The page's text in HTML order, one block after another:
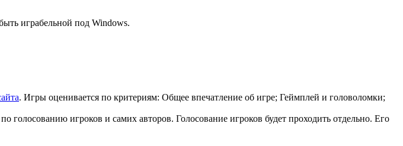
играбельной под Windows.
. Игры оценивается по критериям: Общее впечатление об игре; Геймплей и головоломки;
игроков и самих авторов. Голосование игроков будет проходить отдельно. Его